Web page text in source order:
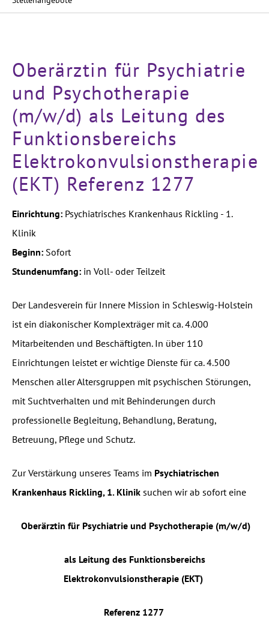
Oberärztin für Psychiatrie
und Psychotherapie
(m/w/d) als Leitung des
Funktionsbereichs
Elektrokonvulsionstherapie
(EKT) Referenz 1277
Einrichtung: Psychiatrisches Krankenhaus Rickling - 1.
Klinik
Beginn: Sofort
Stundenumfang: in Voll- oder Teilzeit
Der Landesverein für Innere Mission in Schleswig-Holstein
ist ein diakonischer Komplexträger mit ca. 4.000
Mitarbeitenden und Beschäftigten. In über 110
Einrichtungen leistet er wichtige Dienste für ca. 4.500
Menschen aller Altersgruppen mit psychischen Störungen,
mit Suchtverhalten und mit Behinderungen durch
professionelle Begleitung, Behandlung, Beratung,
Betreuung, Pflege und Schutz.
Zur Verstärkung unseres Teams im Psychiatrischen
Krankenhaus Rickling, 1. Klinik suchen wir ab sofort eine
Oberärztin für Psychiatrie und Psychotherapie (m/w/d)
als Leitung des Funktionsbereichs
Elektrokonvulsionstherapie (EKT)
Referenz 1277